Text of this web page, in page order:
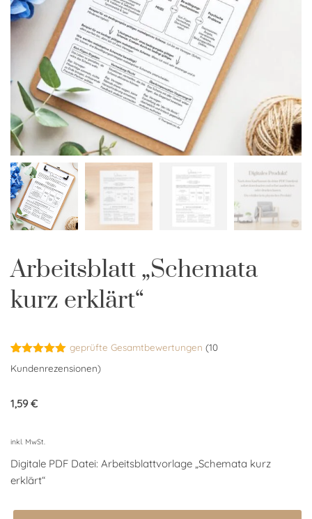
Arbeitsblatt „Schemata
kurz erklärt“
Bewertet
mit5.00
auf
10
geprüfte Gesamtbewertungen (10
Kundenrezensionen)
1,59€
inkl. MwSt.
Digitale PDF Datei: Arbeitsblattvorlage „Schemata kurz
erklärt“